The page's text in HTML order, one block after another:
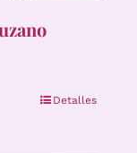
Detalles